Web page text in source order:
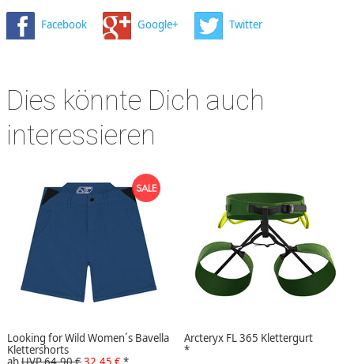
Facebook Google+ Twitter
Dies könnte Dich auch
interessieren
Looking for Wild Women´s Bavella
Klettershorts
Arcteryx FL 365 Klettergurt
*